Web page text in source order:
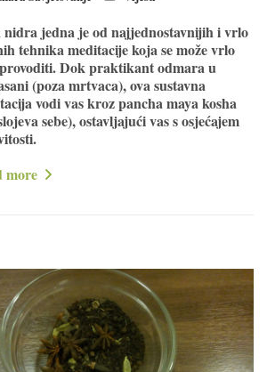
nidra jedna je od najjednostavnijih i vrlo
tehnika meditacije koja se može vrlo
Dok praktikant odmara u
(poza mrtvaca), ova sustavna
vodi vas kroz pancha maya kosha
sebe), ostavljajući vas s osjećajem
more